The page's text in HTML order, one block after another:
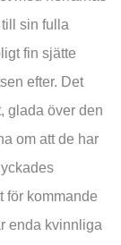
sin fulla
fin sjätte
efter. Det
glada över den
om att de har
för kommande
enda kvinnliga